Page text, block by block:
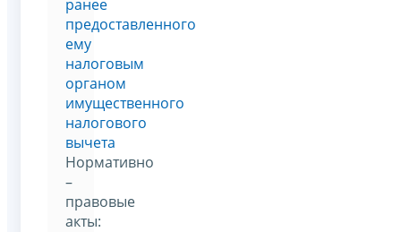
ранее
предоставленного
ему
налоговым
органом
имущественного
налогового
вычета
Нормативно
–
правовые
акты: